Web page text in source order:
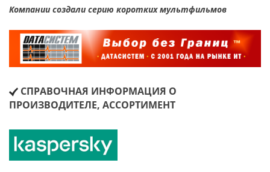
Компании создали серию коротких мультфильмов
СПРАВОЧНАЯ ИНФОРМАЦИЯ О
ПРОИЗВОДИТЕЛЕ, АССОРТИМЕНТ